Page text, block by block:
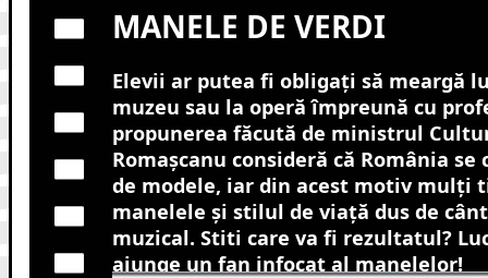
MANELE DE VERDI
Elevii ar putea fi obligaţi să meargă
muzeu sau la operă împreună cu
propunerea făcută de ministrul
Romaşcanu consideră că România
de modele, iar din acest motiv mulţi
manelele şi stilul de viaţă dus de
muzical. Stiti care va fi rezultatul?
ajunge un fan infocat al manelelor!